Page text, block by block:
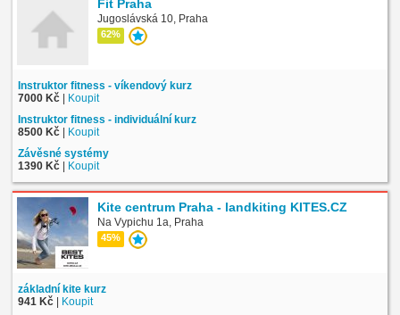
Fit Praha
Jugoslávská 10, Praha
62%
Instruktor fitness - víkendový kurz
7000 Kč | Koupit
Instruktor fitness - individuální kurz
8500 Kč | Koupit
Závěsné systémy
1390 Kč | Koupit
Kite centrum Praha - landkiting KITES.CZ
Na Vypichu 1a, Praha
45%
základní kite kurz
941 Kč | Koupit